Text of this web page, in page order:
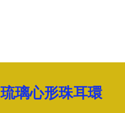
琉璃心形珠耳環